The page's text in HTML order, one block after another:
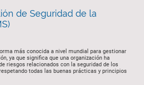
de Seguridad de la
más conocida a nivel mundial para gestionar
ya que significa que una organización ha
riesgos relacionados con la seguridad de los
todas las buenas prácticas y principios